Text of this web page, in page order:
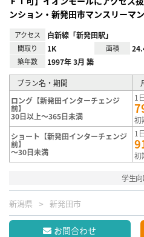
ンション・新発田市マンスリーマ
アクセス 白新線「新発田駅」
間取り 1K 面積
築年数 1997年 3月 築
プラン名・期間
ロング【新発田インターチェンジ
前】
30日以上～365日未満
1
初
ショート【新発田インターチェンジ
前】
～30日未満
1
初
学生向
新潟県 新発田市
お問合わせ